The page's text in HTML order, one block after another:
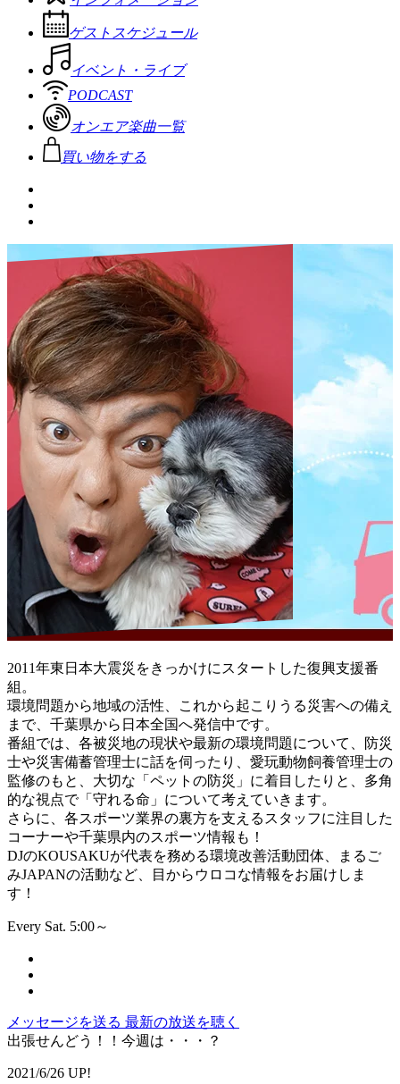
ゲストスケジュール
イベント・ライブ
PODCAST
オンエア楽曲一覧
買い物をする
2011年東日本大震災をきっかけにスタートした復興支援番
組。
環境問題から地域の活性、これから起こりうる災害への備え
まで、千葉県から日本全国へ発信中です。
番組では、各被災地の現状や最新の環境問題について、防災
士や災害備蓄管理士に話を伺ったり、愛玩動物飼養管理士の
監修のもと、大切な「ペットの防災」に着目したりと、多角
的な視点で「守れる命」について考えていきます。
さらに、各スポーツ業界の裏方を支えるスタッフに注目した
コーナーや千葉県内のスポーツ情報も！
DJのKOUSAKUが代表を務める環境改善活動団体、まるご
みJAPANの活動など、目からウロコな情報をお届けしま
す！
Every Sat. 5:00～
メッセージを送る 最新の放送を聴く
出張せんどう！！今週は・・・？
2021/6/26 UP!